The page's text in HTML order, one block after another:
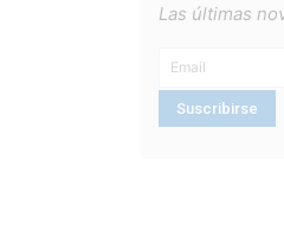
Las últimas